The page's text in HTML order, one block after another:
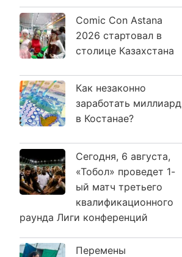
Comic Con Astana
2026 стартовал в
столице Казахстана
Как незаконно
заработать миллиард
в Костанае?
Сегодня, 6 августа,
«Тобол» проведет 1-
ый матч третьего
квалификационного
раунда Лиги конференций
Перемены